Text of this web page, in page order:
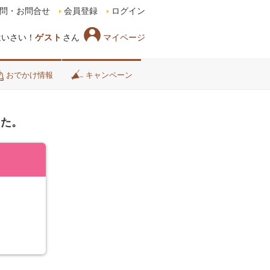
さい！ ゲスト さん マイページ
・お問合せ 会員登録 ログイン
おでかけ情報 キャンペーン
。